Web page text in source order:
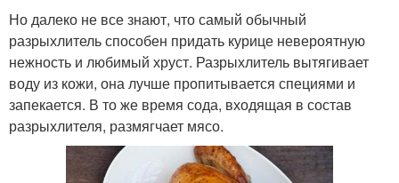
Но далеко не все знают, что самый обычный
разрыхлитель способен придать курице невероятную
нежность и любимый хруст. Разрыхлитель вытягивает
воду из кожи, она лучше пропитывается специями и
запекается. В то же время сода, входящая в состав
разрыхлителя, размягчает мясо.